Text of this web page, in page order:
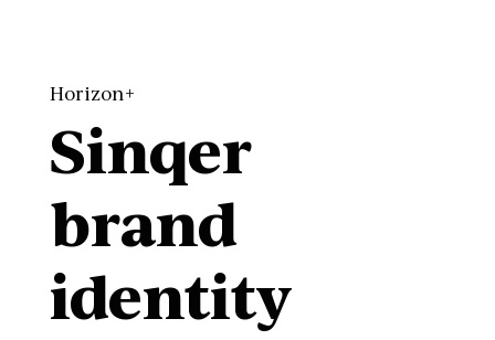
Horizon+
Sinqer
brand
identity